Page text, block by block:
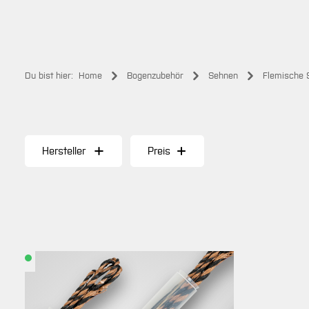
Du bist hier: Home Bogenzubehör Sehnen Flemische
Hersteller Preis
Lieferung